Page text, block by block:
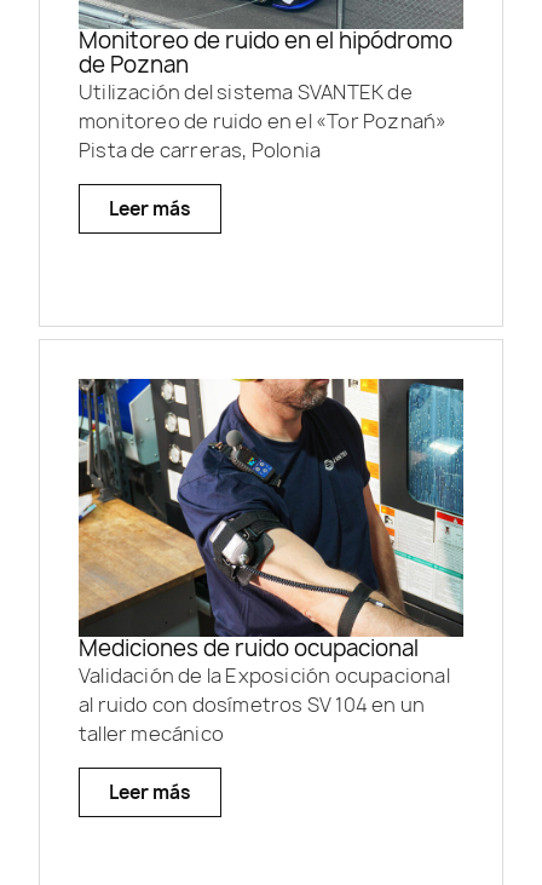
Monitoreo de ruido en el hipódromo
de Poznan
Utilización del sistema SVANTEK de
monitoreo de ruido en el «Tor Poznań»
Pista de carreras, Polonia
Leer más
Mediciones de ruido ocupacional
Validación de la Exposición ocupacional
al ruido con dosímetros SV 104 en un
taller mecánico
Leer más